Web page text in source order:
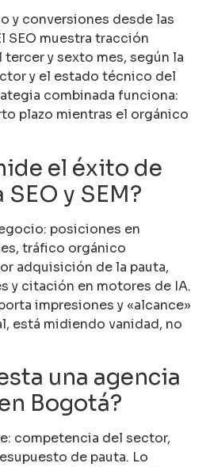
y conversiones desde las
SEO muestra tracción
y sexto mes, según la
y el estado técnico del
combinada funciona:
plazo mientras el orgánico
el éxito de
y SEM?
posiciones en
tráfico orgánico
adquisición de la pauta,
y citación en motores de IA.
impresiones y «alcance»
está midiendo vanidad, no
una agencia
Bogotá?
competencia del sector,
de pauta. Lo